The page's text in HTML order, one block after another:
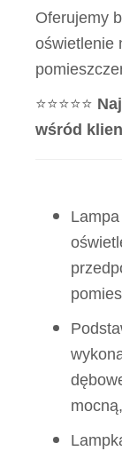
Oferujemy
oświetlenie
⭐⭐⭐⭐⭐
wśród